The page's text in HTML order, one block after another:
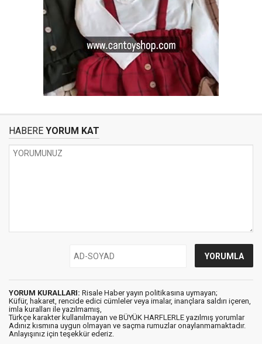
HABERE YORUM KAT
YORUM KURALLARI: Risale Haber yayın politikasına uymayan;
Küfür, hakaret, rencide edici cümleler veya imalar, inançlara saldırı içeren,
imla kuralları ile yazılmamış,
Türkçe karakter kullanılmayan ve BÜYÜK HARFLERLE yazılmış yorumlar
Adınız kısmına uygun olmayan ve saçma rumuzlar onaylanmamaktadır.
Anlayışınız için teşekkür ederiz.